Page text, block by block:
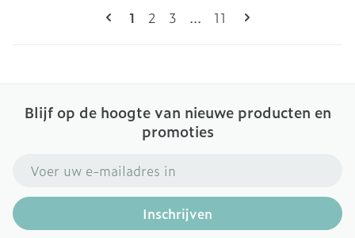
Pagina's
U lees momenteel pagina
1 Pagina
2 Pagina
3 ... Pagina
11
Blijf op de hoogte van nieuwe producten en
promoties
Inschrijven